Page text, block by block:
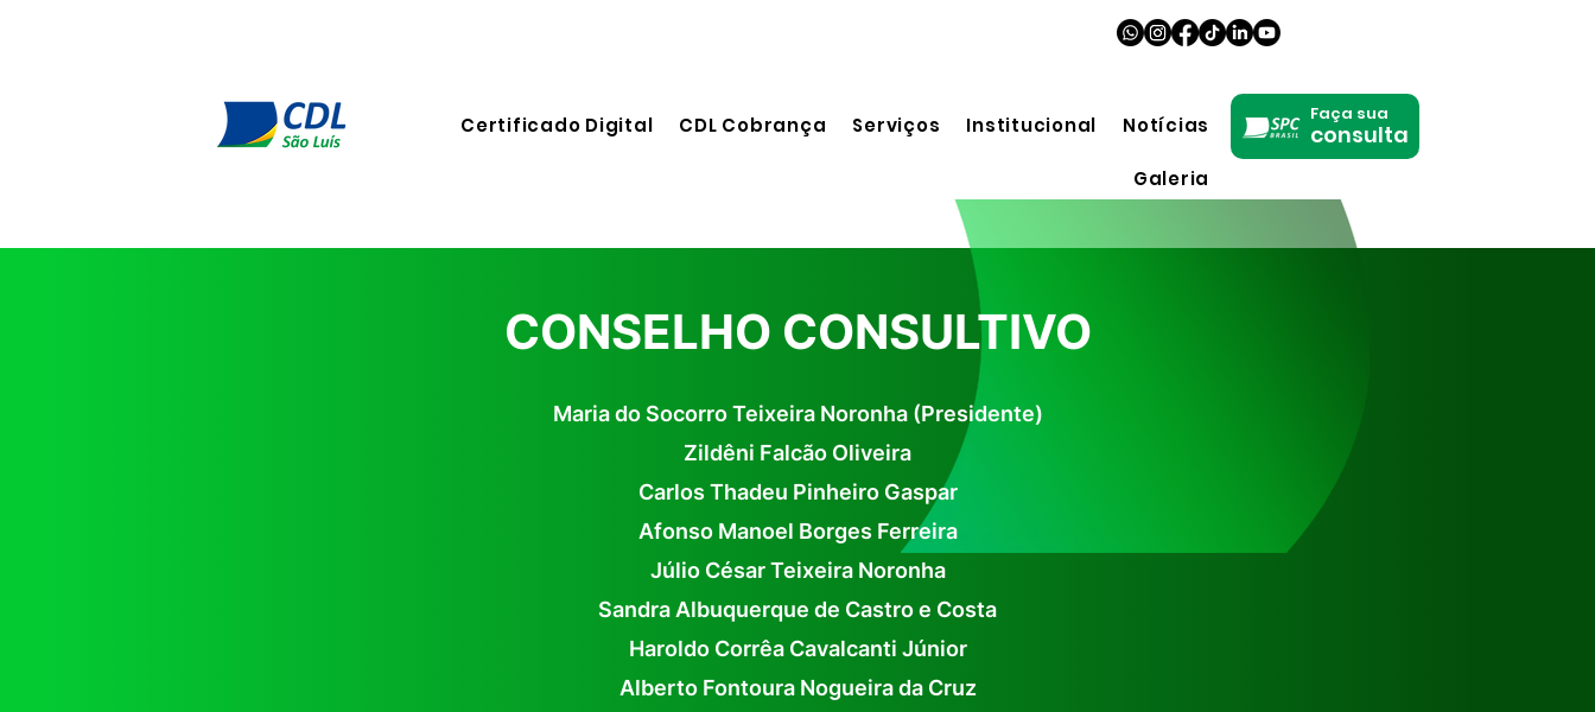
Certificado Digital CDL Cobrança Serviços Institucional Notícias
Galeria
Faça sua
consulta
CONSELHO CONSULTIVO
Maria do Socorro Teixeira Noronha (Presidente)
Zildêni Falcão Oliveira
Carlos Thadeu Pinheiro Gaspar
Afonso Manoel Borges Ferreira
Júlio César Teixeira Noronha
Sandra Albuquerque de Castro e Costa
Haroldo Corrêa Cavalcanti Júnior
Alberto Fontoura Nogueira da Cruz